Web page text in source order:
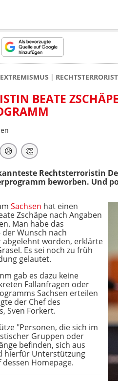
BEATE
😥 👏
Rechtsterroristin
beworben. Und
Sachsen hat einen
Zschäpe nach Angaben
Man habe das
Wunsch nach
worden, erklärte
Es sei noch zu früh
gelautet.
gab es dazu keine
Fallanfragen oder
Sachsen erteilen
der Chef des
Sven Forkert.
"Personen, die sich im
Gruppen oder
befinden, sich aus
hierfür Unterstützung
Homepage.